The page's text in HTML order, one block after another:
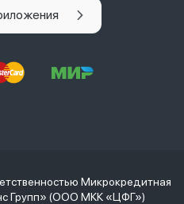
Микрокредитная
Групп» (ООО МКК «ЦФГ»)